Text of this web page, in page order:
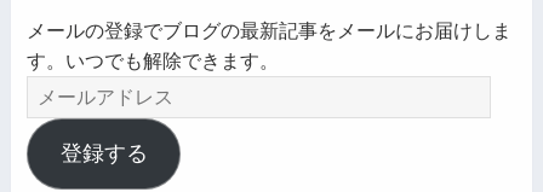
メールの登録でブログの最新記事をメールにお届けしま
す。いつでも解除できます。
メ
ー
ル
ア
登録する